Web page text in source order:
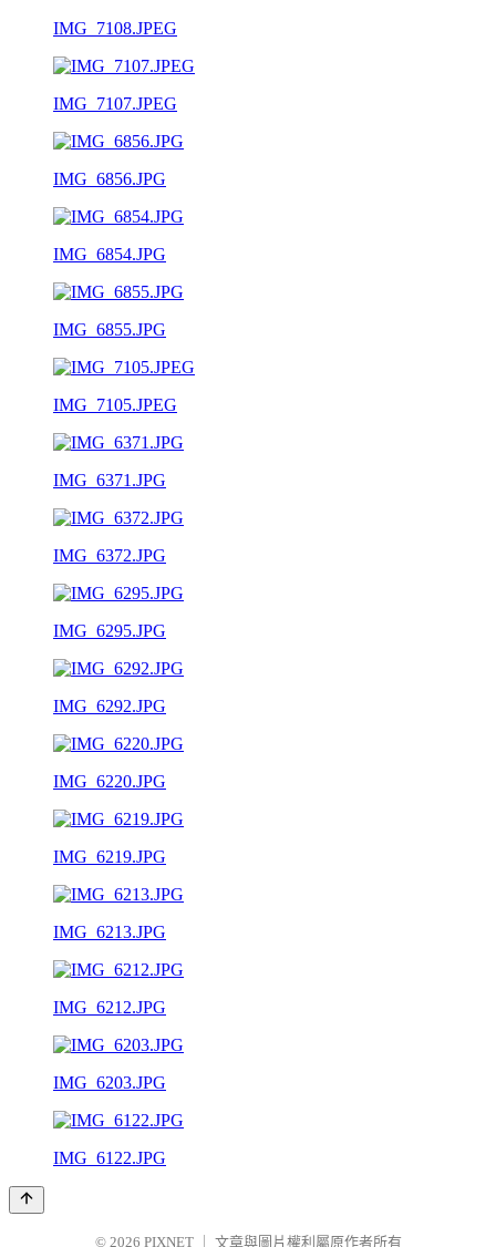
IMG_7108.JPEG
IMG_7107.JPEG
IMG_6856.JPG
IMG_6854.JPG
IMG_6855.JPG
IMG_7105.JPEG
IMG_6371.JPG
IMG_6372.JPG
IMG_6295.JPG
IMG_6292.JPG
IMG_6220.JPG
IMG_6219.JPG
IMG_6213.JPG
IMG_6212.JPG
IMG_6203.JPG
IMG_6122.JPG
© 2026 PIXNET 文章與圖片權利屬原作者所有